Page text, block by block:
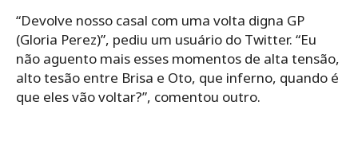
“Devolve nosso casal com uma volta digna GP
(Gloria Perez)”, pediu um usuário do Twitter. “Eu
não aguento mais esses momentos de alta tensão,
alto tesão entre Brisa e Oto, que inferno, quando é
que eles vão voltar?”, comentou outro.